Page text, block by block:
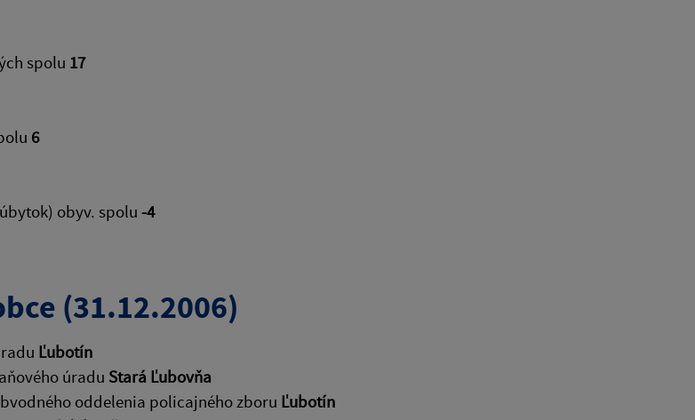
spolu 17
6
obyv. spolu -4
(31.12.2006)
Ľubotín
úradu Stará Ľubovňa
oddelenia policajného zboru Ľubotín